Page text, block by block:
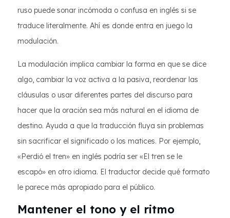
ruso puede sonar incómoda o confusa en inglés si se
traduce literalmente. Ahí es donde entra en juego la
modulación.
La modulación implica cambiar la forma en que se dice
algo, cambiar la voz activa a la pasiva, reordenar las
cláusulas o usar diferentes partes del discurso para
hacer que la oración sea más natural en el idioma de
destino. Ayuda a que la traducción fluya sin problemas
sin sacrificar el significado o los matices. Por ejemplo,
«Perdió el tren» en inglés podría ser «El tren se le
escapó» en otro idioma. El traductor decide qué formato
le parece más apropiado para el público.
Mantener el tono y el ritmo